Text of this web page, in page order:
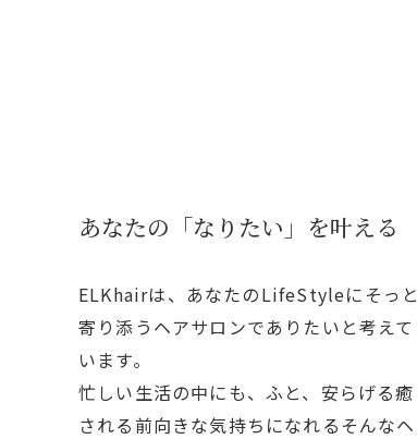
あなたの「なりたい」を叶える
ELKhairは、あなたのLifeStyleにそっと
寄り添うヘアサロンでありたいと考えて
います。
忙しい生活の中にも、ふと、安らげる癒
される前向きな気持ちになれるそんなヘ